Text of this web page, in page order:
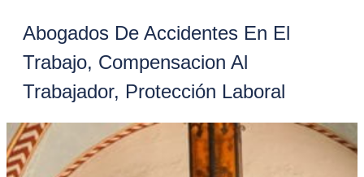
Abogados De Accidentes En El
Trabajo, Compensacion Al
Trabajador, Protección Laboral